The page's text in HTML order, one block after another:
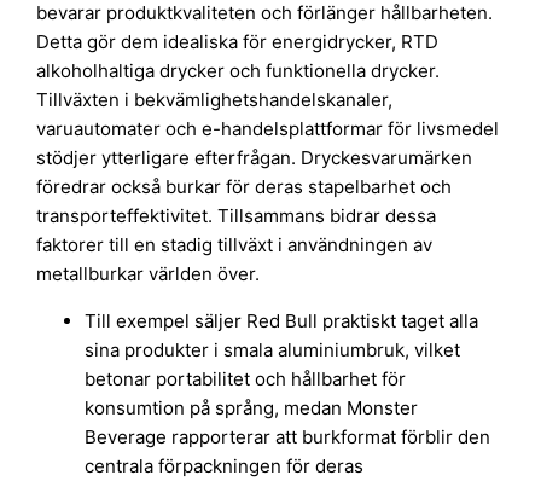
bevarar produktkvaliteten och förlänger hållbarheten.
Detta gör dem idealiska för energidrycker, RTD
alkoholhaltiga drycker och funktionella drycker.
Tillväxten i bekvämlighetshandelskanaler,
varuautomater och e-handelsplattformar för livsmedel
stödjer ytterligare efterfrågan. Dryckesvarumärken
föredrar också burkar för deras stapelbarhet och
transporteffektivitet. Tillsammans bidrar dessa
faktorer till en stadig tillväxt i användningen av
metallburkar världen över.
Till exempel säljer Red Bull praktiskt taget alla
sina produkter i smala aluminiumbruk, vilket
betonar portabilitet och hållbarhet för
konsumtion på språng, medan Monster
Beverage rapporterar att burkformat förblir den
centrala förpackningen för deras